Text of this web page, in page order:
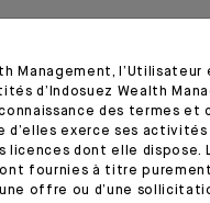
05.06.25
Management, l’Utilisateur
d’Indosuez Wealth
des termes et
d’elles exerce ses activités
dont elle dispose.
fournies à titre
offre ou d’une